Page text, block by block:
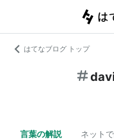
はてなブログ トップ
言葉の解説 ネット